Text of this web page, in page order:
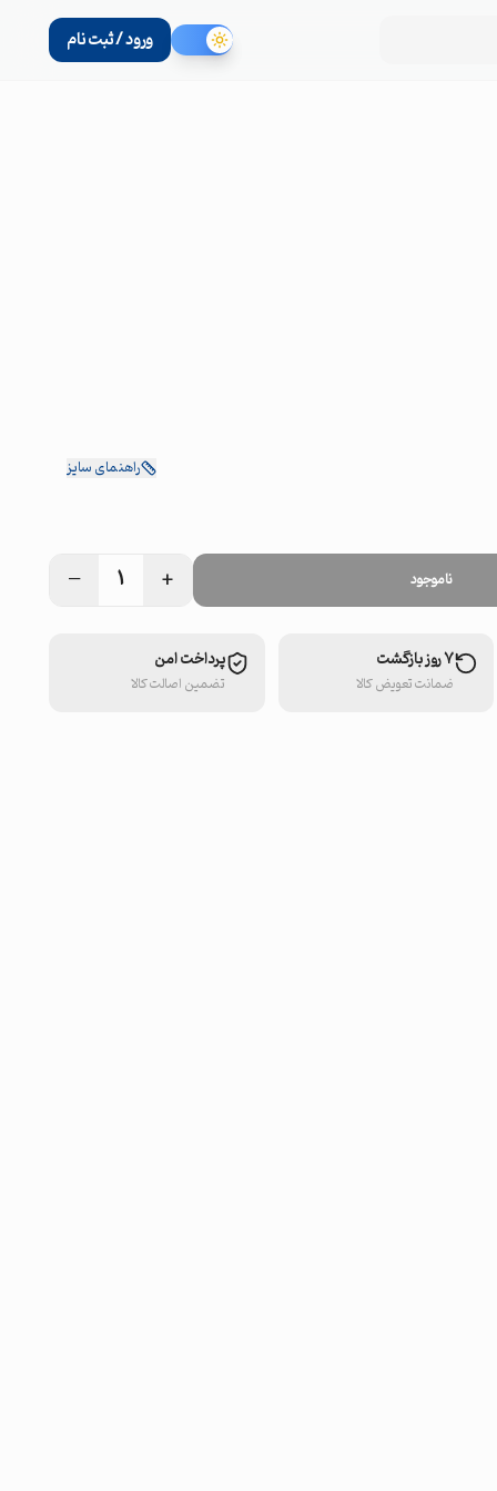
ورود / ثبت نام
راهنمای سایز
ناموجود +
1
−
۷ روز بازگشت
ضمانت تعویض کالا
پرداخت امن
تضمین اصالت کالا